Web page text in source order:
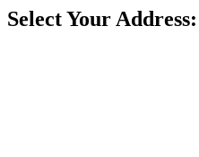
Select Your Address: